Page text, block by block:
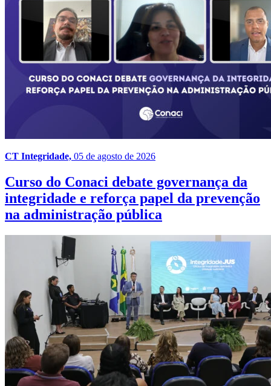
CT Integridade, 05 de agosto de 2026
Curso do Conaci debate governança da
integridade e reforça papel da prevenção
na administração pública